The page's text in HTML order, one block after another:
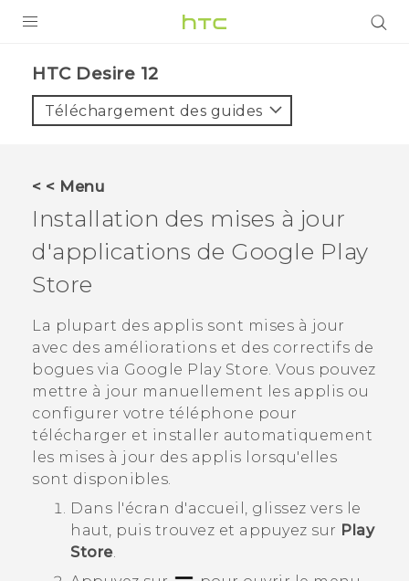
VIVE
VIVERSE
ASSISTANCE
Appareils HTC & Accessoires
Connexion
HTC Desire 12‎
Téléchargement des guides
< < Menu
Installation des mises à jour
d'applications de Google Play
Store
La plupart des applis sont mises à jour
avec des améliorations et des correctifs de
bogues via Google Play Store. Vous pouvez
mettre à jour manuellement les applis ou
configurer votre téléphone pour
télécharger et installer automatiquement
les mises à jour des applis lorsqu'elles
sont disponibles.
Dans l'écran d'accueil , glissez vers le
haut, puis trouvez et appuyez sur Play
Store.